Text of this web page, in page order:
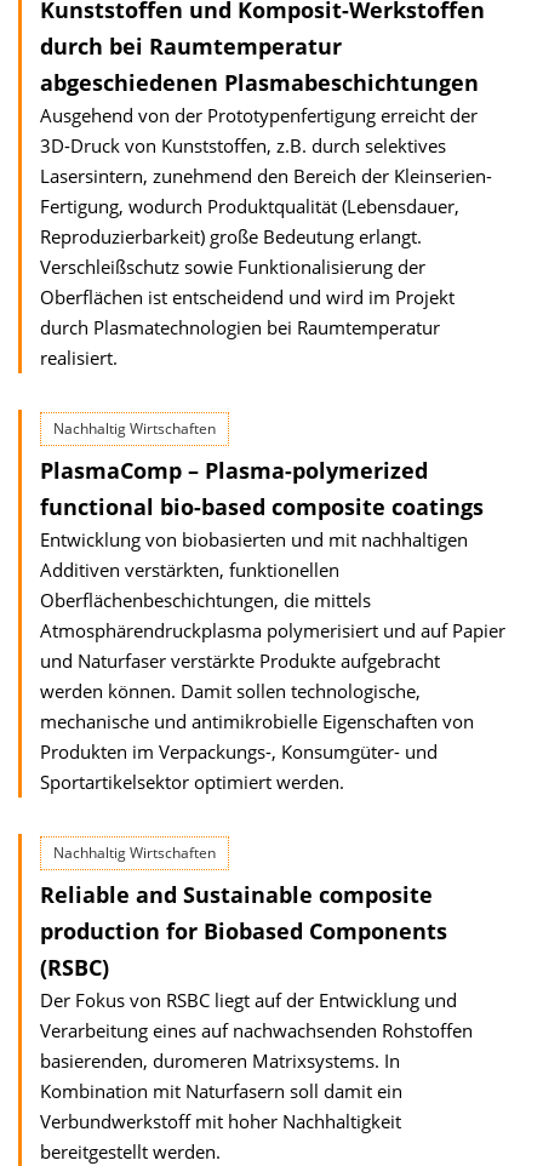
Kunststoffen und Komposit-Werkstoffen
durch bei Raumtemperatur
abgeschiedenen Plasmabeschichtungen
Ausgehend von der Prototypenfertigung erreicht der
3D-Druck von Kunststoffen, z.B. durch selektives
Lasersintern, zunehmend den Bereich der Kleinserien-
Fertigung, wodurch Produktqualität (Lebensdauer,
Reproduzierbarkeit) große Bedeutung erlangt.
Verschleißschutz sowie Funktionalisierung der
Oberflächen ist entscheidend und wird im Projekt
durch Plasmatechnologien bei Raumtemperatur
realisiert.
Nachhaltig Wirtschaften
PlasmaComp – Plasma-polymerized
functional bio-based composite coatings
Entwicklung von biobasierten und mit nachhaltigen
Additiven verstärkten, funktionellen
Oberflächenbeschichtungen, die mittels
Atmosphärendruckplasma polymerisiert und auf Papier
und Naturfaser verstärkte Produkte aufgebracht
werden können. Damit sollen technologische,
mechanische und antimikrobielle Eigenschaften von
Produkten im Verpackungs-, Konsumgüter- und
Sportartikelsektor optimiert werden.
Nachhaltig Wirtschaften
Reliable and Sustainable composite
production for Biobased Components
(RSBC)
Der Fokus von RSBC liegt auf der Entwicklung und
Verarbeitung eines auf nachwachsenden Rohstoffen
basierenden, duromeren Matrixsystems. In
Kombination mit Naturfasern soll damit ein
Verbundwerkstoff mit hoher Nachhaltigkeit
bereitgestellt werden.